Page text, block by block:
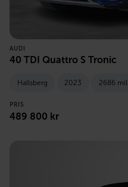
AUDI
40 TDI Quattro S Tronic
Hallsberg 2023 2686 mil
PRIS
489 800 kr